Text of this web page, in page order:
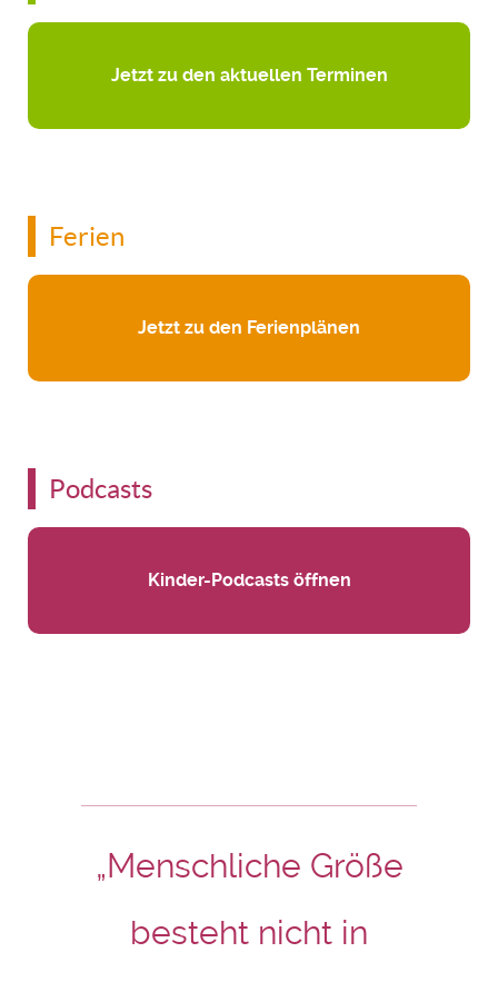
Jetzt zu den aktuellen Terminen
Ferien
Jetzt zu den Ferienplänen
Podcasts
Kinder-Podcasts öffnen
„Menschliche Größe
besteht nicht in